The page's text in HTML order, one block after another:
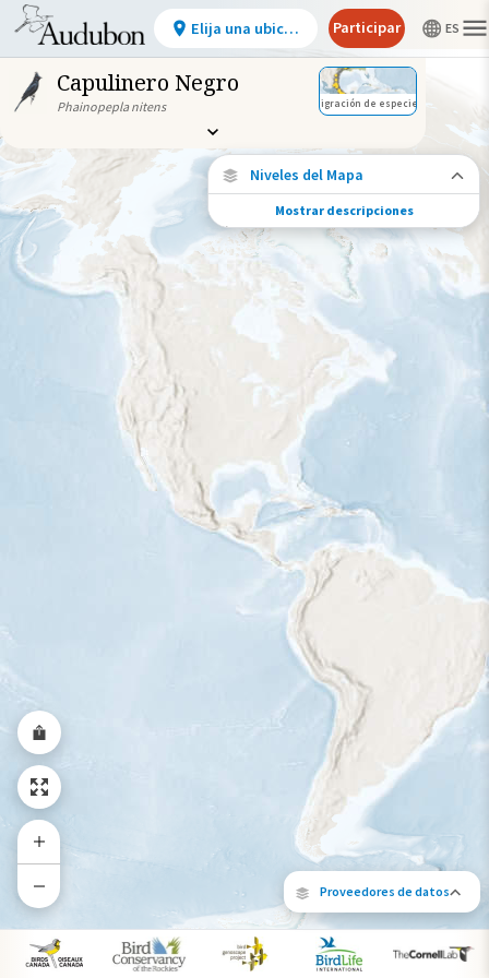
Capulinero Negro
Phainopepla nitens Migración de especies
Proveedores de datos
Niveles del Mapa
Conexiones de especies
Elija cualquier ubicación en el mapa para
ver dónde más se han vuelto a encontrar
aves marcadas de esta especie.
Ubicaciones con disponibilidad
Ubicaciones conectadas
Gama de especies por estación
Gama de verano
Rango de invierno
Rango a lo largo del año
Mostrar descripciones
Elija una ubicación Participar